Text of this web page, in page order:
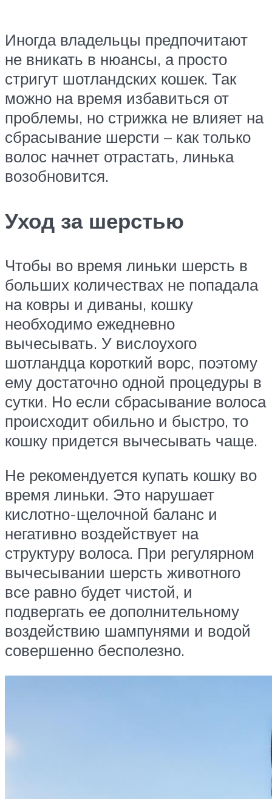
Иногда владельцы предпочитают
не вникать в нюансы, а просто
стригут шотландских кошек. Так
можно на время избавиться от
проблемы, но стрижка не влияет на
сбрасывание шерсти – как только
волос начнет отрастать, линька
возобновится.
Уход за шерстью
Чтобы во время линьки шерсть в
больших количествах не попадала
на ковры и диваны, кошку
необходимо ежедневно
вычесывать. У вислоухого
шотландца короткий ворс, поэтому
ему достаточно одной процедуры в
сутки. Но если сбрасывание волоса
происходит обильно и быстро, то
кошку придется вычесывать чаще.
Не рекомендуется купать кошку во
время линьки. Это нарушает
кислотно-щелочной баланс и
негативно воздействует на
структуру волоса. При регулярном
вычесывании шерсть животного
все равно будет чистой, и
подвергать ее дополнительному
воздействию шампунями и водой
совершенно бесполезно.